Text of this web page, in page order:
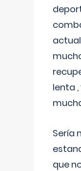
lenta
Sería
que